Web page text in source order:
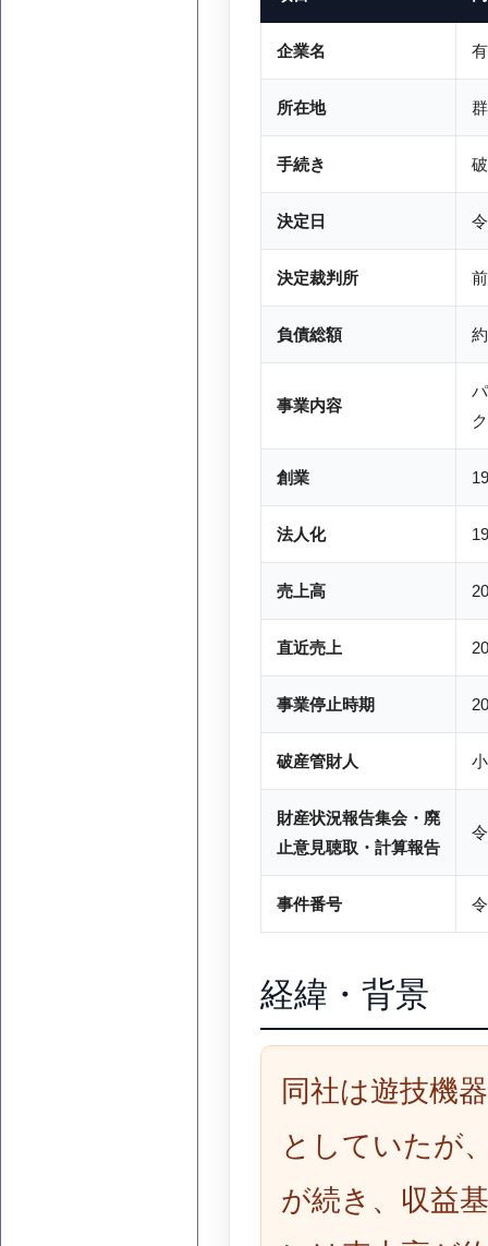
企業名
所在地
手続き
決定日
決定裁判所
負債総額
事業内容
創業
法人化
売上高
直近売上
事業停止時期
破産管財人
財産状況報告集会・廃
止意見聴取・計算報告
事件番号
経緯・背景
同社は遊技機
としていたが
が続き、収益